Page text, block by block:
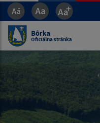
Bôrka
Oficiálna stránka